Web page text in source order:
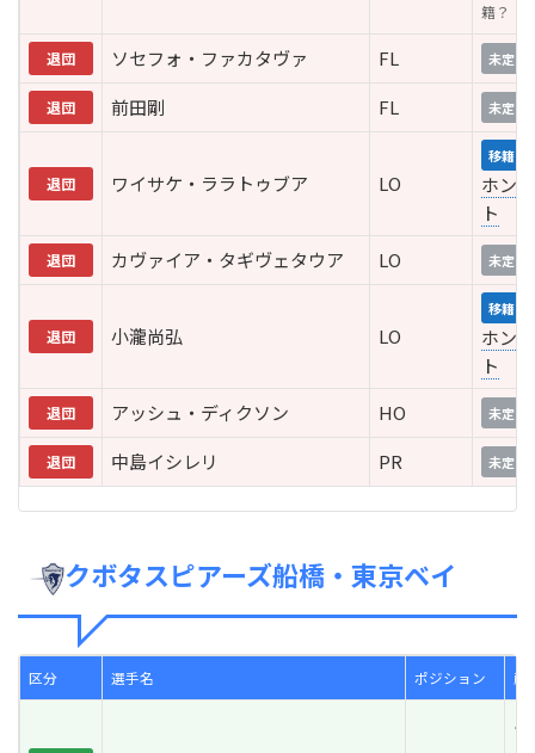
籍？
退団 ソセフォ・ファカタヴァ FL 未定
退団 前田剛 FL 未定
退団 ワイサケ・ララトゥブア LO
移籍
ホン
ト
退団 カヴァイア・タギヴェタウア LO 未定
退団 小瀧尚弘 LO
移籍
ホン
ト
退団 アッシュ・ディクソン HO 未定
退団 中島イシレリ PR 未定
クボタスピアーズ船橋・東京ベイ
区分 選手名 ポジション 所